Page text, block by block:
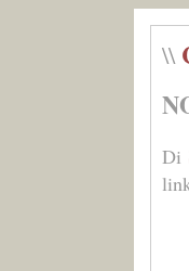
\\
Di